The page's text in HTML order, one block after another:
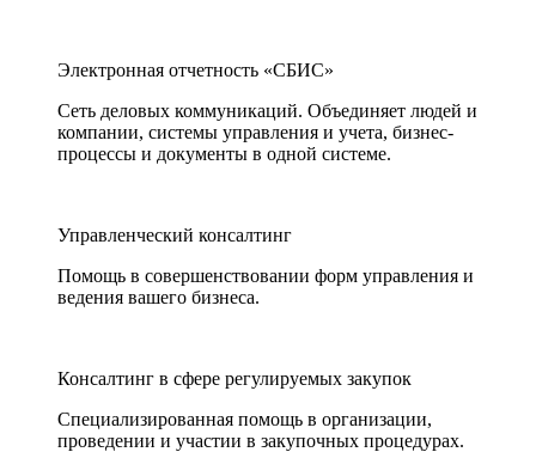
Электронная отчетность «СБИС»
Сеть деловых коммуникаций. Объединяет людей и
компании, системы управления и учета, бизнес-
процессы и документы в одной системе.
Управленческий консалтинг
Помощь в совершенствовании форм управления и
ведения вашего бизнеса.
Консалтинг в сфере регулируемых закупок
Специализированная помощь в организации,
проведении и участии в закупочных процедурах.